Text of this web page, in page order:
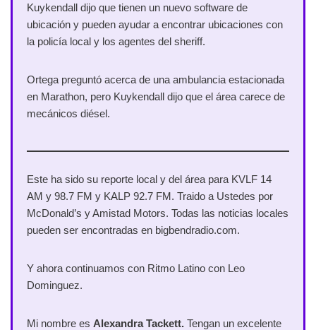
Kuykendall dijo que tienen un nuevo software de
ubicación y pueden ayudar a encontrar ubicaciones con
la policía local y los agentes del sheriff.
Ortega preguntó acerca de una ambulancia estacionada
en Marathon, pero Kuykendall dijo que el área carece de
mecánicos diésel.
Este ha sido su reporte local y del área para KVLF 14
AM y 98.7 FM y KALP 92.7 FM. Traido a Ustedes por
McDonald’s y Amistad Motors. Todas las noticias locales
pueden ser encontradas en bigbendradio.com.
Y ahora continuamos con Ritmo Latino con Leo
Dominguez.
Mi nombre es Alexandra Tackett. Tengan un excelente